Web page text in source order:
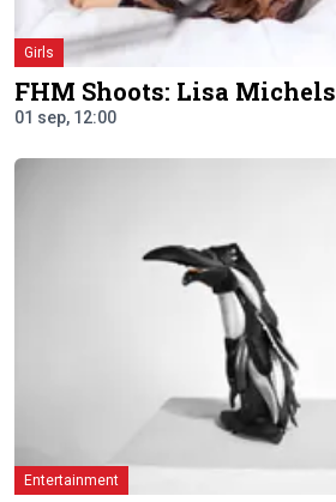
Girls
FHM Shoots: Lisa Michels
01 sep, 12:00
Entertainment